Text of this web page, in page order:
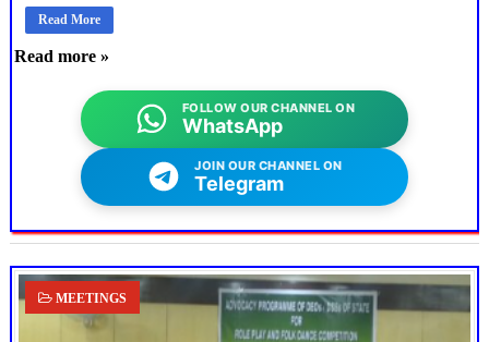
Read More
Read more »
FOLLOW OUR CHANNEL ON
WhatsApp
JOIN OUR CHANNEL ON
Telegram
MEETINGS